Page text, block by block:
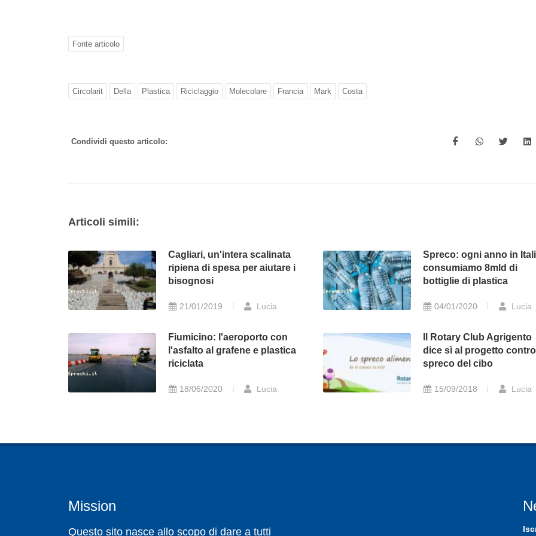
Fonte articolo
Circolarit Della Plastica Riciclaggio Molecolare Francia Mark Costa
Condividi questo articolo:
Articoli simili:
Cagliari, un'intera scalinata
ripiena di spesa per aiutare i
bisognosi
21/01/2019 Lucia
Spreco: ogni anno in
consumiamo 8mld di
bottiglie di plastica
04/01/2020 Lucia
Fiumicino: l'aeroporto con
l'asfalto al grafene e plastica
riciclata
18/06/2020 Lucia
Il Rotary Club Agrigento
dice sì al progetto
spreco del cibo
15/09/2018 Lucia
Mission
Questo sito nasce allo scopo di dare a tutti